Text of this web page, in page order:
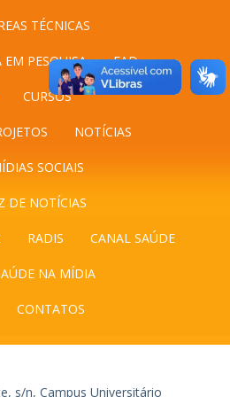
TÉCNICAS
PESQUISA EAD
CURSOS
NOTÍCIAS
SOCIAIS
DE NOTÍCIAS
RADIS CANAL SAÚDE
NA MÍDIA
CONTATOS
s/n, Campus Universitário